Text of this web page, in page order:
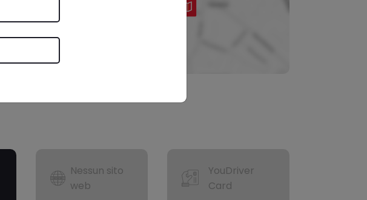
Nessun sito
web
YouDriver
Card